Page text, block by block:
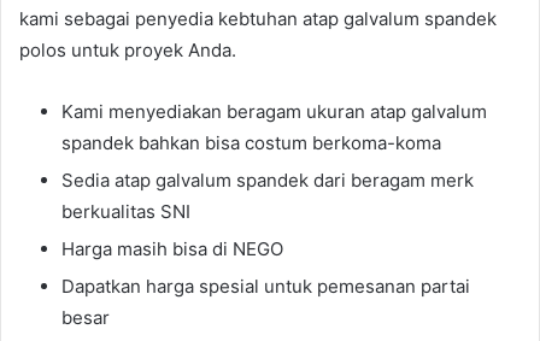
kami sebagai penyedia kebtuhan atap galvalum spandek
polos untuk proyek Anda.
Kami menyediakan beragam ukuran atap galvalum
spandek bahkan bisa costum berkoma-koma
Sedia atap galvalum spandek dari beragam merk
berkualitas SNI
Harga masih bisa di NEGO
Dapatkan harga spesial untuk pemesanan partai
besar